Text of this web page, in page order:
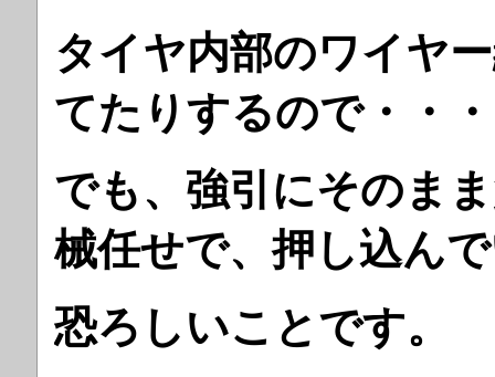
タイヤ内部のワイヤ
てたりするので・・
でも、強引にそのま
械任せで、押し込ん
恐ろしいことです。